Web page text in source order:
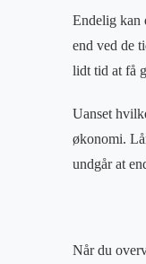
Endelig kan
end ved de
lidt tid at få
Uanset
økonomi.
undgår at
Når du